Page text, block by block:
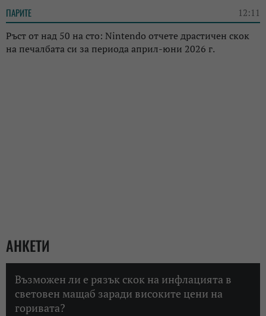
ПАРИТЕ 12:11
Ръст от над 50 на сто: Nintendo отчете драстичен скок
на печалбата си за периода април-юни 2026 г.
АНКЕТИ
Възможен ли е рязък скок на инфлацията в
световен мащаб заради високите цени на
горивата?